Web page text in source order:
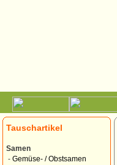
Tauschartikel
Samen
- Gemüse- / Obstsamen